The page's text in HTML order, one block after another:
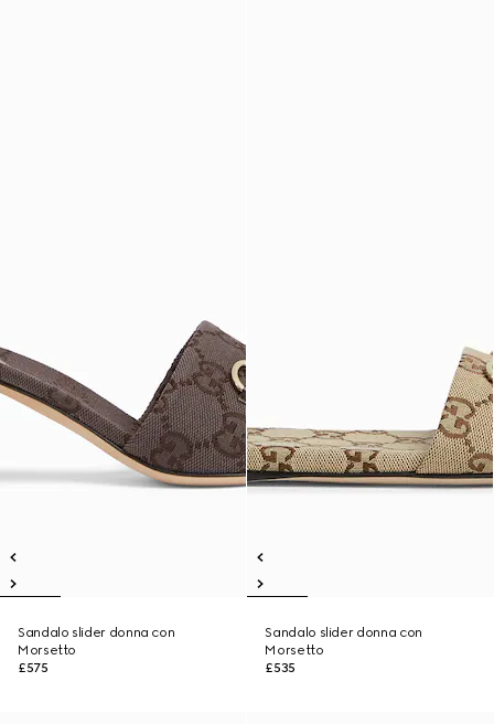
Sandalo slider donna con
Morsetto
£575
Sandalo slider donna con
Morsetto
£535